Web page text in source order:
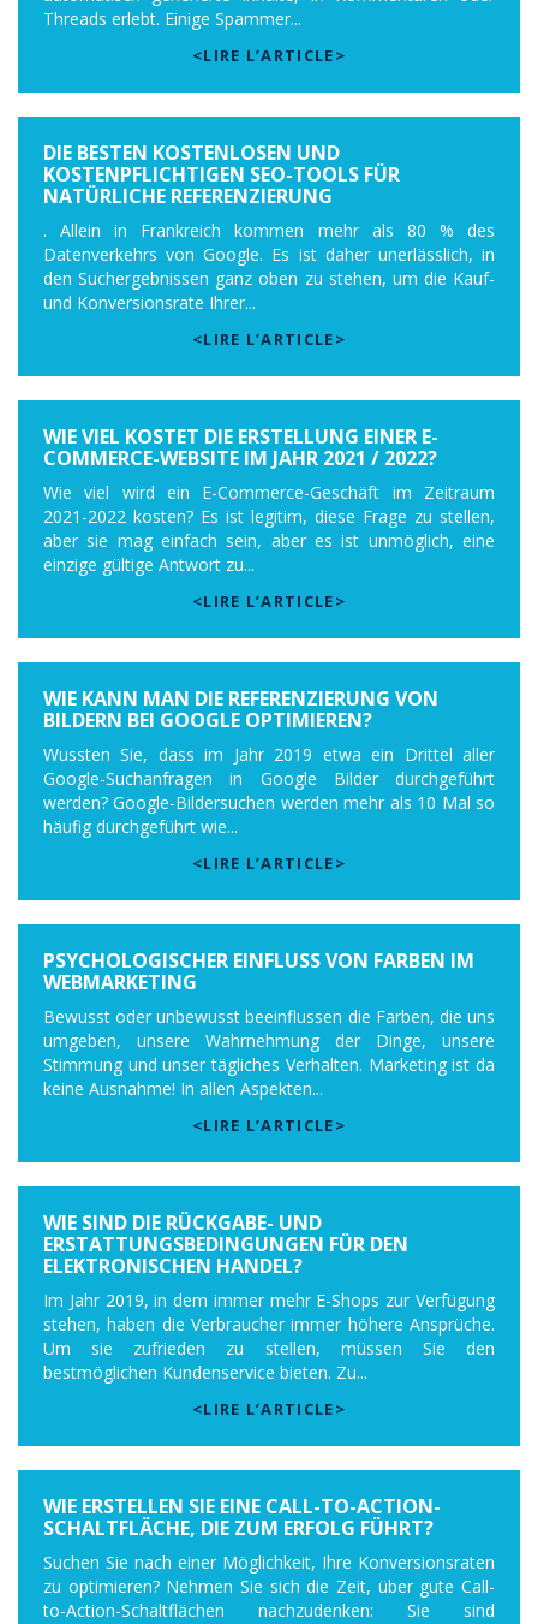
Threads erlebt. Einige Spammer...
<LIRE L’ARTICLE>
DIE BESTEN KOSTENLOSEN UND
KOSTENPFLICHTIGEN SEO-TOOLS FÜR
NATÜRLICHE REFERENZIERUNG
. Allein in Frankreich kommen mehr als 80 % des
Datenverkehrs von Google. Es ist daher unerlässlich, in
den Suchergebnissen ganz oben zu stehen, um die Kauf-
und Konversionsrate Ihrer...
<LIRE L’ARTICLE>
WIE VIEL KOSTET DIE ERSTELLUNG EINER E-
COMMERCE-WEBSITE IM JAHR 2021 / 2022?
Wie viel wird ein E-Commerce-Geschäft im Zeitraum
2021-2022 kosten? Es ist legitim, diese Frage zu stellen,
aber sie mag einfach sein, aber es ist unmöglich, eine
einzige gültige Antwort zu...
<LIRE L’ARTICLE>
WIE KANN MAN DIE REFERENZIERUNG VON
BILDERN BEI GOOGLE OPTIMIEREN?
Wussten Sie, dass im Jahr 2019 etwa ein Drittel aller
Google-Suchanfragen in Google Bilder durchgeführt
werden? Google-Bildersuchen werden mehr als 10 Mal so
häufig durchgeführt wie...
<LIRE L’ARTICLE>
PSYCHOLOGISCHER EINFLUSS VON FARBEN IM
WEBMARKETING
Bewusst oder unbewusst beeinflussen die Farben, die uns
umgeben, unsere Wahrnehmung der Dinge, unsere
Stimmung und unser tägliches Verhalten. Marketing ist da
keine Ausnahme! In allen Aspekten...
<LIRE L’ARTICLE>
WIE SIND DIE RÜCKGABE- UND
ERSTATTUNGSBEDINGUNGEN FÜR DEN
ELEKTRONISCHEN HANDEL?
Im Jahr 2019, in dem immer mehr E-Shops zur Verfügung
stehen, haben die Verbraucher immer höhere Ansprüche.
Um sie zufrieden zu stellen, müssen Sie den
bestmöglichen Kundenservice bieten. Zu...
<LIRE L’ARTICLE>
WIE ERSTELLEN SIE EINE CALL-TO-ACTION-
SCHALTFLÄCHE, DIE ZUM ERFOLG FÜHRT?
Suchen Sie nach einer Möglichkeit, Ihre Konversionsraten
zu optimieren? Nehmen Sie sich die Zeit, über gute Call-
to-Action-Schaltflächen nachzudenken: Sie sind